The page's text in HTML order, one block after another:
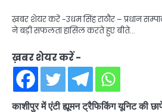
ख़बर शेयर करें -उधम सिंह राठौर – प्रधान
ने बड़ी सफलता हासिल करते हुए बीते…
ख़बर शेयर करें -
काशीपुर में एंटी ह्यूमन ट्रैफिकिंग यूनिट की